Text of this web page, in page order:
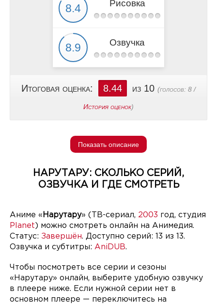
Рисовка
Озвучка
Итоговая оценка: 8.44 из 10 (голосов: 8 /
История оценок)
Показать описание
НАРУТАРУ: СКОЛЬКО СЕРИЙ,
ОЗВУЧКА И ГДЕ СМОТРЕТЬ
Аниме « Нарутару» (ТВ-сериал, 2003 год, студия
Planet ) можно смотреть онлайн на Анимедия.
Статус: Завершён. Доступно серий: 13 из 13.
Озвучка и субтитры: AniDUB.
Чтобы посмотреть все серии и сезоны
«Нарутару» онлайн, выберите удобную озвучку
в плеере ниже. Если нужной серии нет в
основном плеере — переключитесь на